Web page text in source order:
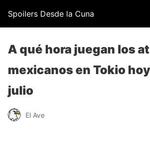
Spoilers Desde la Cuna
A qué hora juegan los
mexicanos en Tokio
julio
El Ave